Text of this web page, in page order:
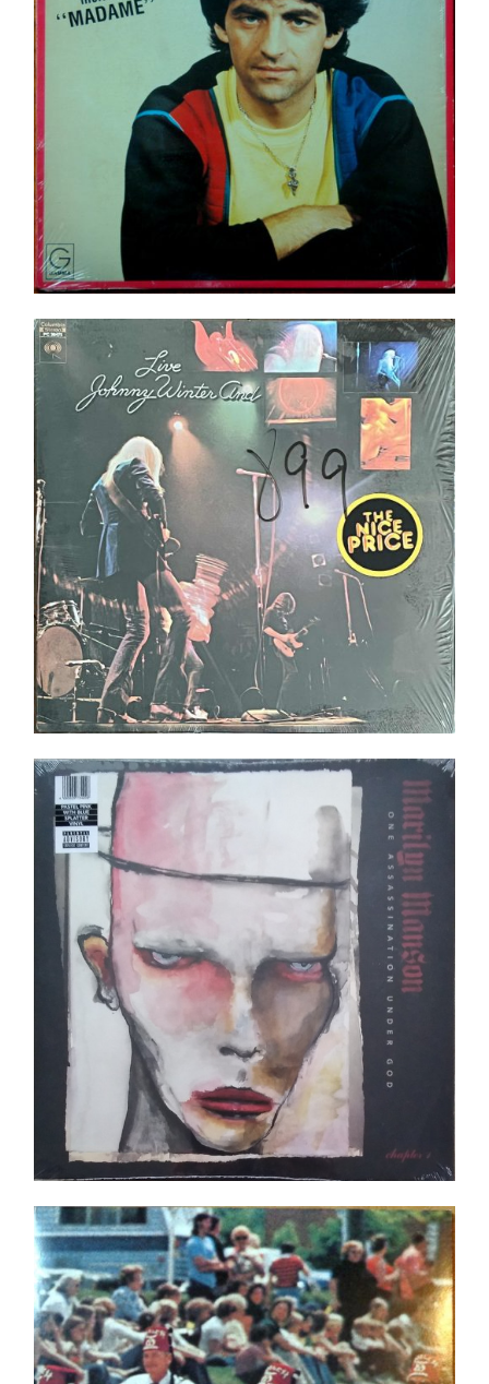
Ajouter au panier
Johnny Winter And ‎– Live LP _ In shrink ! _ Top
Copie _ Pressing US
Ajouter au panier Détails
Marilyn Manson – One Assassination Under God
LP _ NEUF/NEW
Ajouter au panier Détails
Dead Kennedys – Frankenchrist NEUF/NEW
Ajouter au panier Détails